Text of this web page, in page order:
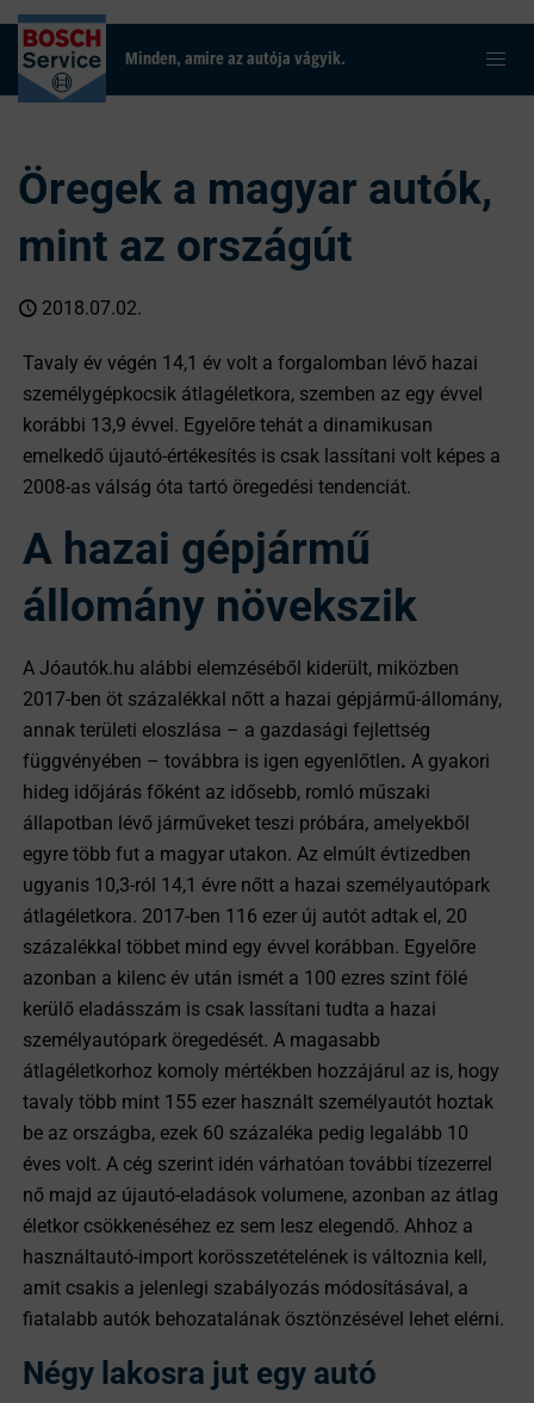
Minden, amire az autója vágyik.
Öregek a magyar autók,
mint az országút
2018.07.02.
Tavaly év végén 14,1 év volt a forgalomban lévő hazai
személygépkocsik átlagéletkora, szemben az egy évvel
korábbi 13,9 évvel. Egyelőre tehát a dinamikusan
emelkedő újautó-értékesítés is csak lassítani volt képes a
2008-as válság óta tartó öregedési tendenciát.
A hazai gépjármű
állomány növekszik
A Jóautók.hu alábbi elemzéséből kiderült, miközben
2017-ben öt százalékkal nőtt a hazai gépjármű-állomány,
annak területi eloszlása – a gazdasági fejlettség
függvényében – továbbra is igen egyenlőtlen. A gyakori
hideg időjárás főként az idősebb, romló műszaki
állapotban lévő járműveket teszi próbára, amelyekből
egyre több fut a magyar utakon. Az elmúlt évtizedben
ugyanis 10,3-ról 14,1 évre nőtt a hazai személyautópark
átlagéletkora. 2017-ben 116 ezer új autót adtak el, 20
százalékkal többet mind egy évvel korábban. Egyelőre
azonban a kilenc év után ismét a 100 ezres szint fölé
kerülő eladásszám is csak lassítani tudta a hazai
személyautópark öregedését. A magasabb
átlagéletkorhoz komoly mértékben hozzájárul az is, hogy
tavaly több mint 155 ezer használt személyautót hoztak
be az országba, ezek 60 százaléka pedig legalább 10
éves volt. A cég szerint idén várhatóan további tízezerrel
nő majd az újautó-eladások volumene, azonban az átlag
életkor csökkenéséhez ez sem lesz elegendő. Ahhoz a
használtautó-import korösszetételének is változnia kell,
amit csakis a jelenlegi szabályozás módosításával, a
fiatalabb autók behozatalának ösztönzésével lehet elérni.
Négy lakosra jut egy autó